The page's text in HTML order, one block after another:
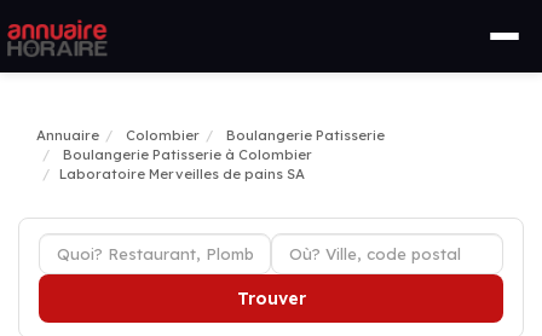
Annuaire Colombier
Boulangerie Patisserie
Boulangerie Patisserie à Colombier
Laboratoire Merveilles de pains SA
Trouver